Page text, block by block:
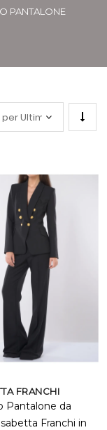
PANTALONE
FRANCHI
Pantalone da
Franchi in